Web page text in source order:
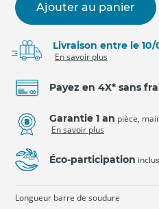
Ajouter au panier
Livraison entre le 10/
En savoir plus
Payez en 4X* sans
Garantie 1 an pièce,
En savoir plus
Éco-participation
Longueur barre de soudure